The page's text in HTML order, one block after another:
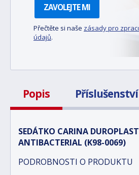
ZAVOLEJTE MI
Přečtěte si naše zásady pro
údajů.
Popis Příslušenství
SEDÁTKO CARINA
ANTIBACTERIAL (K98-0069)
PODROBNOSTI O PRODUKTU